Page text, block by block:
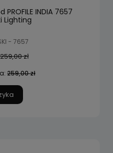
INDIA 7657
Lighting
- 7657
259,00 zł
259,00 zł